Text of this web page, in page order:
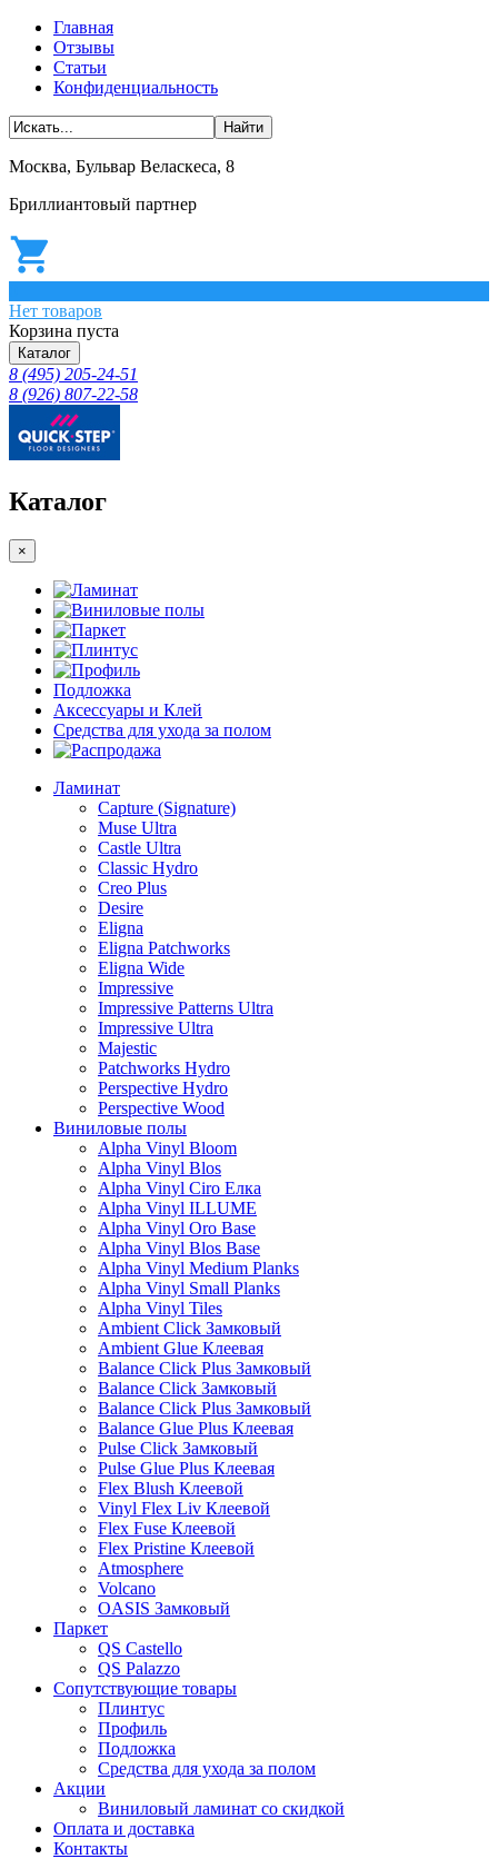
Главная
Отзывы
Статьи
Конфиденциальность
Москва, Бульвар Веласкеса, 8
Бриллиантовый партнер
Нет товаров
Корзина пуста
Каталог
8 (495) 205-24-51
8 (926) 807-22-58
Каталог
×
Ламинат
Виниловые полы
Паркет
Плинтус
Профиль
Подложка
Аксессуары и Клей
Средства для ухода за полом
Распродажа
Ламинат
Capture (Signature)
Muse Ultra
Castle Ultra
Classic Hydro
Creo Plus
Desire
Eligna
Eligna Patchworks
Eligna Wide
Impressive
Impressive Patterns Ultra
Impressive Ultra
Majestic
Patchworks Hydro
Perspective Hydro
Perspective Wood
Виниловые полы
Alpha Vinyl Bloom
Alpha Vinyl Blos
Alpha Vinyl Ciro Елка
Alpha Vinyl ILLUME
Alpha Vinyl Oro Base
Alpha Vinyl Blos Base
Alpha Vinyl Medium Planks
Alpha Vinyl Small Planks
Alpha Vinyl Tiles
Ambient Click Замковый
Ambient Glue Клеевая
Balance Click Plus Замковый
Balance Click Замковый
Balance Click Plus Замковый
Balance Glue Plus Клеевая
Pulse Click Замковый
Pulse Glue Plus Клеевая
Flex Blush Клеевой
Vinyl Flex Liv Клеевой
Flex Fuse Клеевой
Flex Pristine Клеевой
Atmosphere
Volcano
OASIS Замковый
Паркет
QS Castello
QS Palazzo
Сопутствующие товары
Плинтус
Профиль
Подложка
Средства для ухода за полом
Акции
Виниловый ламинат со скидкой
Оплата и доставка
Контакты